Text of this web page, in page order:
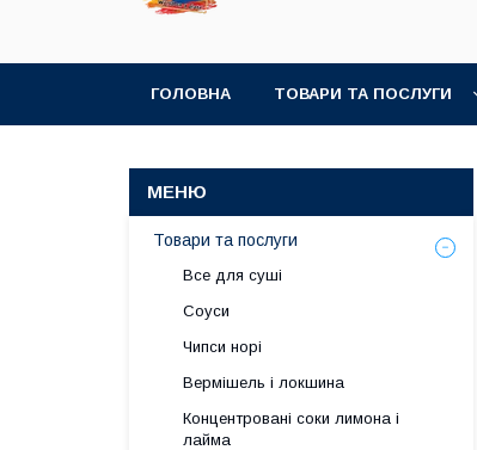
ГОЛОВНА ТОВАРИ ТА ПОСЛУГИ
Товари та послуги
Все для суші
Соуси
Чипси норі
Вермішель і локшина
Концентровані соки лимона і
лайма